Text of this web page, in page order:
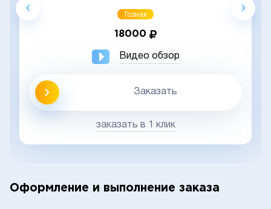
Гознак
18000
Видео обзор
Заказать
заказать в 1 клик
Оформление и выполнение заказа